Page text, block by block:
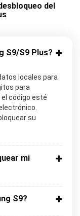
del
S9/S9 Plus?
locales para
para
código esté
su
mi
S9?